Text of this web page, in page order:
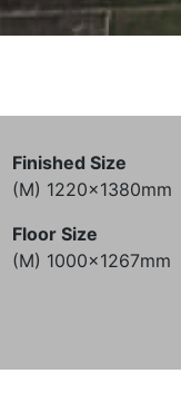
Finished Size
(M) 1220x1380mm
Floor Size
(M) 1000x1267mm